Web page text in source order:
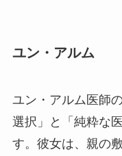
ユン・アルム
ユン・アルム医師
選択」と「純粋な
す。彼女は、親の